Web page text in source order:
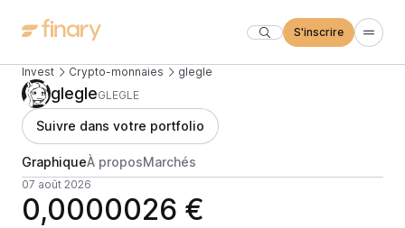
S'inscrire
Invest Crypto-monnaies glegle
glegleGLEGLE
Suivre dans votre portfolio
GraphiqueÀ proposMarchés
07 août 2026
0,0000026 €